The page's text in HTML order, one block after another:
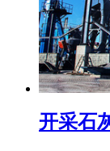
开采石